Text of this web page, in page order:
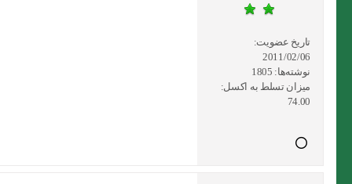
تاریخ عضویت:
2011/02/06
نوشته‌ها: 1805
میزان تسلط به اکسل:
74.00